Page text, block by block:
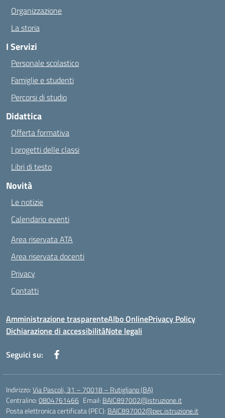
Organizzazione
La storia
I Servizi
Personale scolastico
Famiglie e studenti
Percorsi di studio
Didattica
Offerta formativa
I progetti delle classi
Libri di testo
Novità
Le notizie
Calendario eventi
Area riservata ATA
Area riservata docenti
Privacy
Contatti
Amministrazione trasparenteAlbo OnlinePrivacy Policy
Dichiarazione di accessibilitàNote legali
Seguici su:
Indirizzo:Via Pascoli, 31 – 70018 – Rutigliano (BA)
Centralino:0804761466 Email: BAIC897002@istruzione.it
Posta elettronica certificata (PEC): BAIC897002@pec.istruzione.it